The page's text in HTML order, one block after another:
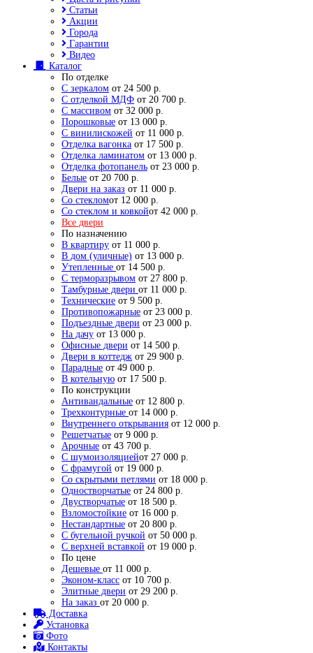
Статьи
Акции
Города
Гарантии
Видео
Каталог
По отделке
С зеркалом от 24 500 р.
С отделкой МДФ от 20 700 р.
С массивом от 32 000 р.
Порошковые от 13 000 р.
С винилискожей от 11 000 р.
Отделка вагонка от 17 500 р.
Отделка ламинатом от 13 000 р.
Отделка фотопанель от 23 000 р.
Белые от 20 700 р.
Двери на заказ от 11 000 р.
Со стекломот 12 000 р.
Со стеклом и ковкойот 42 000 р.
Все двери
По назначению
В квартиру от 11 000 р.
В дом (уличные) от 13 000 р.
Утепленные от 14 500 р.
С терморазрывом от 27 800 р.
Тамбурные двери от 11 000 р.
Технические от 9 500 р.
Противопожарные от 23 000 р.
Подъездные двери от 23 000 р.
На дачу от 13 000 р.
Офисные двери от 14 500 р.
Двери в коттедж от 29 900 р.
Парадные от 49 000 р.
В котельную от 17 500 р.
По конструкции
Антивандальные от 12 800 р.
Трехконтурные от 14 000 р.
Внутреннего открывания от 12 000 р.
Решетчатые от 9 000 р.
Арочные от 43 700 р.
С шумоизоляциейот 27 000 р.
С фрамугой от 19 000 р.
Со скрытыми петлями от 18 000 р.
Одностворчатые от 24 800 р.
Двустворчатые от 18 500 р.
Взломостойкие от 16 000 р.
Нестандартные от 20 800 р.
С бугельной ручкой от 50 000 р.
С верхней вставкой от 19 000 р.
По цене
Дешевые от 11 000 р.
Эконом-класс от 10 700 р.
Элитные двери от 29 200 р.
На заказ от 20 000 р.
Доставка
Установка
Фото
Контакты